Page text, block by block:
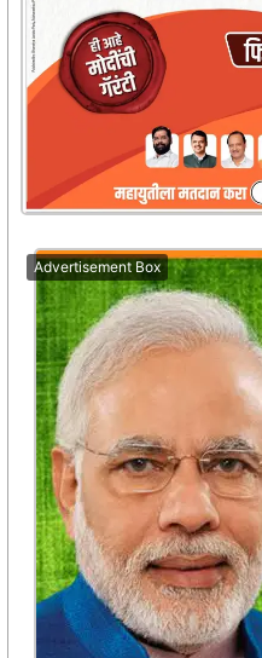
Advertisement Box